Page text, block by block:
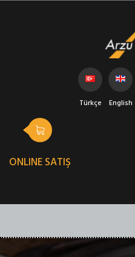
Türkçe English
ONLINE SATIŞ